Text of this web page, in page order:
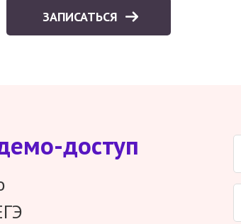
ЗАПИСАТЬСЯ
доступ